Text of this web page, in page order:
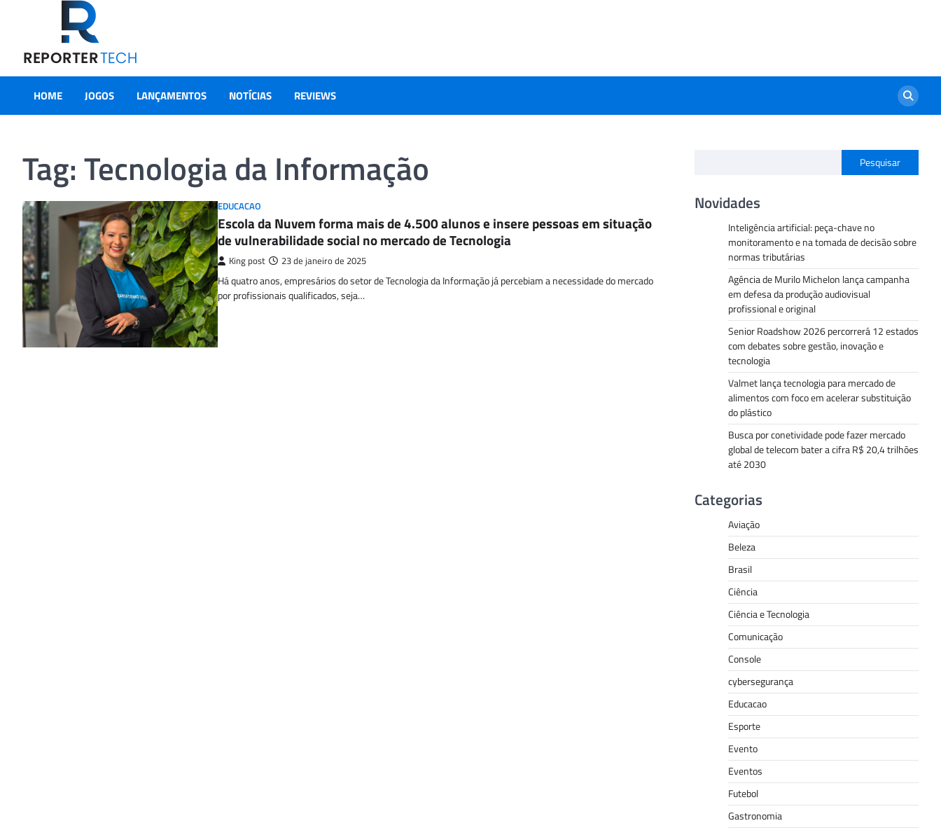
HOME JOGOS LANÇAMENTOS NOTÍCIAS REVIEWS
Tag:Tecnologia da Informação
EDUCACAO
Escola da Nuvem forma mais de 4.500 alunos e insere pessoas em situação
de vulnerabilidade social no mercado de Tecnologia
King post 23 de janeiro de 2025
Há quatro anos, empresários do setor de Tecnologia da Informação já percebiam a necessidade do mercado
por profissionais qualificados, seja…
Pesquisar
Novidades
Inteligência artificial: peça-chave no
monitoramento e na tomada de decisão sobre
normas tributárias
Agência de Murilo Michelon lança campanha
em defesa da produção audiovisual
profissional e original
Senior Roadshow 2026 percorrerá 12 estados
com debates sobre gestão, inovação e
tecnologia
Valmet lança tecnologia para mercado de
alimentos com foco em acelerar substituição
do plástico
Busca por conetividade pode fazer mercado
global de telecom bater a cifra R$ 20,4 trilhões
até 2030
Categorias
Aviação
Beleza
Brasil
Ciência
Ciência e Tecnologia
Comunicação
Console
cybersegurança
Educacao
Esporte
Evento
Eventos
Futebol
Gastronomia